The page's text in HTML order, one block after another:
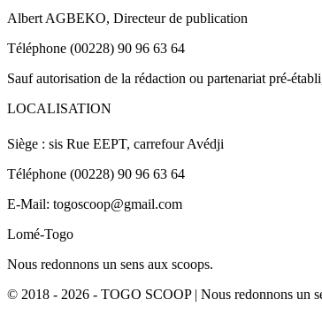
Albert AGBEKO, Directeur de publication
Téléphone (00228) 90 96 63 64
Sauf autorisation de la rédaction ou partenariat pré-
LOCALISATION
Siège : sis Rue EEPT, carrefour Avédji
Téléphone (00228) 90 96 63 64
E-Mail: togoscoop@gmail.com
Lomé-Togo
Nous redonnons un sens aux scoops.
© 2018 - 2026 - TOGO SCOOP | Nous redonnons un